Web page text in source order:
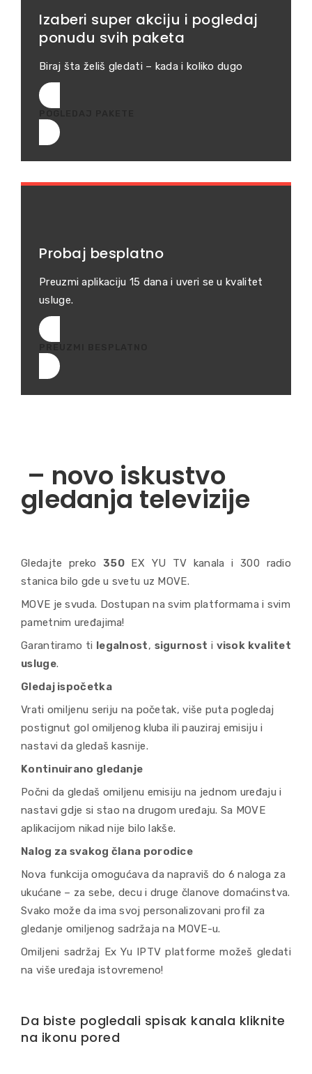
Izaberi super akciju i pogledaj
ponudu svih paketa
Biraj šta želiš gledati – kada i koliko dugo
Probaj besplatno
Preuzmi aplikaciju 15 dana i uveri se u kvalitet
usluge.
– novo iskustvo
gledanja televizije
Gledajte preko 350EX YU TV kanala i 300 radio
stanica bilo gde u svetu uz MOVE.
MOVE je svuda. Dostupan na svim platformama i svim
pametnim uređajima!
Garantiramo ti legalnost, sigurnost i visok kvalitet
usluge.
Gledaj ispočetka
Vrati omiljenu seriju na početak, više puta pogledaj
postignut gol omiljenog kluba ili pauziraj emisiju i
nastavi da gledaš kasnije.
Kontinuirano gledanje
Počni da gledaš omiljenu emisiju na jednom uređaju i
nastavi gdje si stao na drugom uređaju. Sa MOVE
aplikacijom nikad nije bilo lakše.
Nalog za svakog člana porodice
Nova funkcija omogućava da napraviš do 6 naloga za
ukućane – za sebe, decu i druge članove domaćinstva.
Svako može da ima svoj personalizovani profil za
gledanje omiljenog sadržaja na MOVE-u.
Omiljeni sadržaj Ex Yu IPTV platforme možeš gledati
na više uređaja istovremeno!
Da biste pogledali spisak kanala kliknite
na ikonu pored